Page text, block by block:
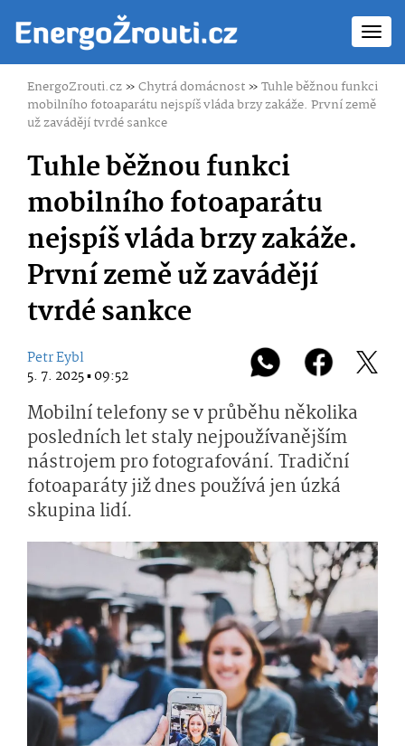
EnergoZrouti.cz»Chytrá domácnost»Tuhle běžnou funkci
mobilního fotoaparátu nejspíš vláda brzy zakáže. První země
už zavádějí tvrdé sankce
Tuhle běžnou funkci
mobilního fotoaparátu
nejspíš vláda brzy zakáže.
První země už zavádějí
tvrdé sankce
Petr Eybl
5. 7. 2025 ▪ 09:52
Mobilní telefony se v průběhu několika
posledních let staly nejpoužívanějším
nástrojem pro fotografování. Tradiční
fotoaparáty již dnes používá jen úzká
skupina lidí.